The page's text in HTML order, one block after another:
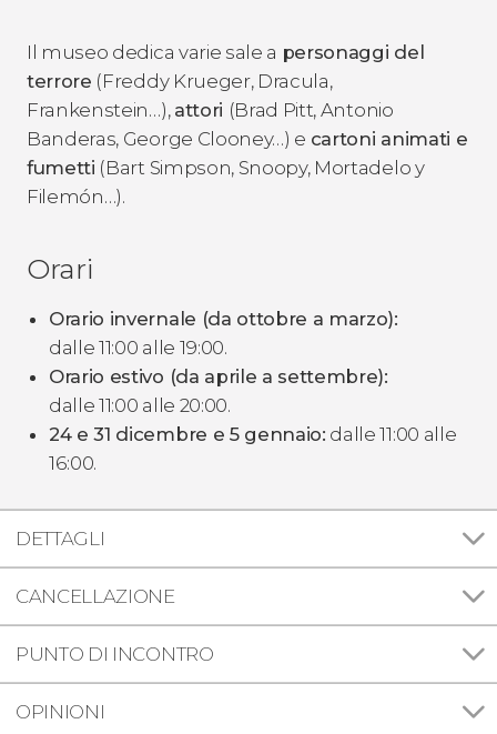
Il museo dedica varie sale a personaggi del
terrore (Freddy Krueger, Dracula,
Frankenstein…), attori (Brad Pitt, Antonio
Banderas, George Clooney…) e cartoni animati e
fumetti (Bart Simpson, Snoopy, Mortadelo y
Filemón…).
Orari
Orario invernale (da ottobre a marzo):
dalle 11:00 alle 19:00.
Orario estivo (da aprile a settembre):
dalle 11:00 alle 20:00.
24 e 31 dicembre e 5 gennaio: dalle 11:00 alle
16:00.
DETTAGLI
CANCELLAZIONE
PUNTO DI INCONTRO
OPINIONI